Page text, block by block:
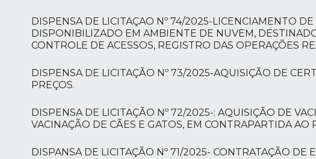
DISPENSA DE LICITAÇAO Nº 74/2025-LICENCIAMENTO
DISPONIBILIZADO EM AMBIENTE DE NUVEM,
CONTROLE DE ACESSOS, REGISTRO DAS OPERAÇÕES
DISPENSA DE LICITAÇÃO Nº 73/2025-AQUISIÇÃO DE
PREÇOS.
DISPENSA DE LICITAÇÃO Nº 72/2025-: AQUISIÇÃO DE
VACINAÇÃO DE CÃES E GATOS, EM CONTRAPARTIDA AO
DISPANSA DE LICITAÇÃO Nº 71/2025- CONTRATAÇÃO DE